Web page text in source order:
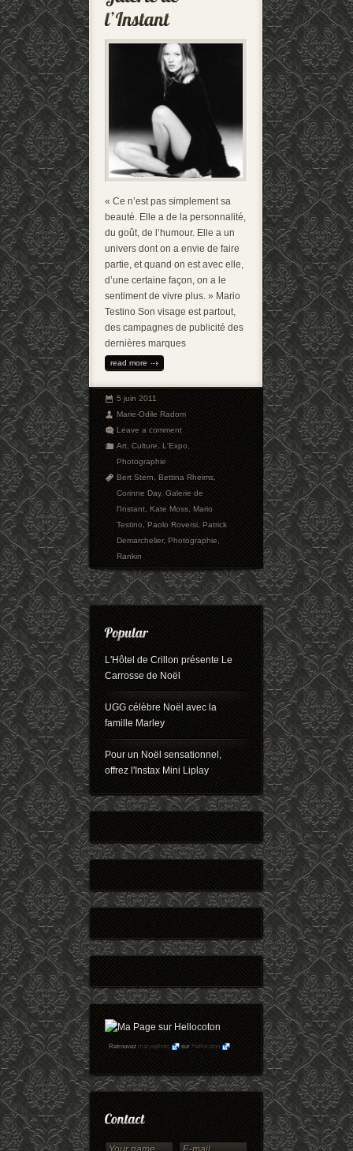
« Ce n’est pas simplement sa
beauté. Elle a de la personnalité,
du goût, de l’humour. Elle a un
univers dont on a envie de faire
partie, et quand on est avec elle,
d’une certaine façon, on a le
sentiment de vivre plus. » Mario
Testino Son visage est partout,
des campagnes de publicité des
dernières marques
read more
5 juin 2011
Marie-Odile Radom
Leave a comment
Art,Culture,L'Expo,
Photographie
Bert Stern,Bettina Rheims,
Corinne Day,Galerie de
l'Instant,Kate Moss,Mario
Testino,Paolo Roversi,Patrick
Demarchelier,Photographie,
Rankin
L'Hôtel de Crillon présente Le
Carrosse de Noël
UGG célèbre Noël avec la
famille Marley
Pour un Noël sensationnel,
offrez l'Instax Mini Liplay
Retrouvezmaryophoto surHellocoton